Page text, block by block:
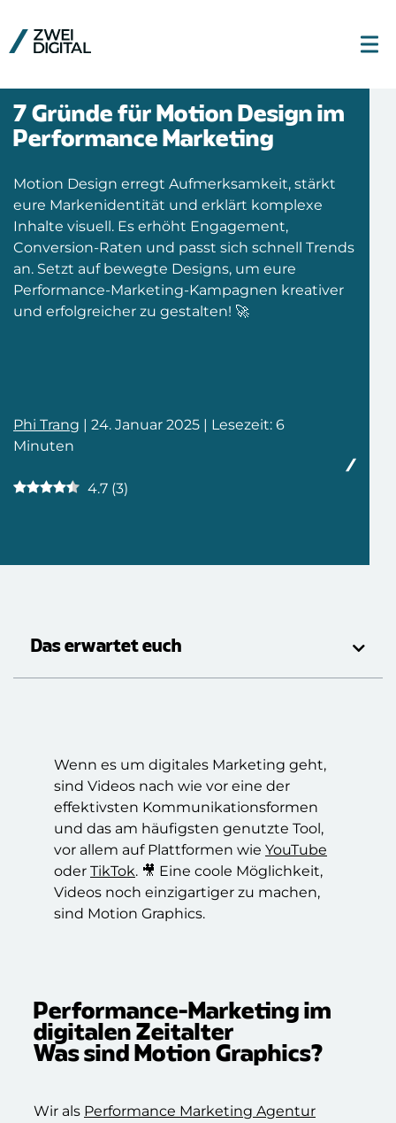
7 Gründe für Motion Design im
Performance Marketing
Motion Design erregt Aufmerksamkeit, stärkt
eure Markenidentität und erklärt komplexe
Inhalte visuell. Es erhöht Engagement,
Conversion-Raten und passt sich schnell Trends
an. Setzt auf bewegte Designs, um eure
Performance-Marketing-Kampagnen kreativer
und erfolgreicher zu gestalten! 🚀
Phi Trang | 24. Januar 2025 | Lesezeit: 6
Minuten
4.7 (3)
Das erwartet euch
Wenn es um digitales Marketing geht,
sind Videos nach wie vor eine der
effektivsten Kommunikationsformen
und das am häufigsten genutzte Tool,
vor allem auf Plattformen wie YouTube
oder TikTok. 🎥 Eine coole Möglichkeit,
Videos noch einzigartiger zu machen,
sind Motion Graphics.
Performance-Marketing im
digitalen Zeitalter​
Was sind Motion Graphics?
Wir als Performance Marketing Agentur